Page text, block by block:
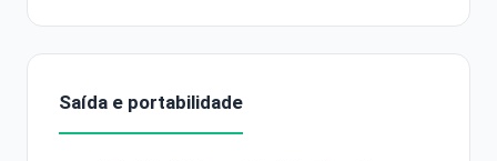
Saída e portabilidade